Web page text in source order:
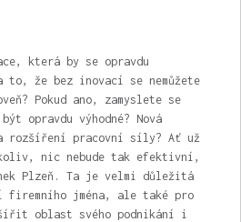
která by se opravdu
že bez inovací se nemůžete
Pokud ano, zamyslete se
opravdu výhodné? Nová
rozšíření pracovní síly? Ať už
nic nebude tak efektivní,
Plzeň . Ta je velmi důležitá
firemního jména, ale také pro
oblast svého podnikání i